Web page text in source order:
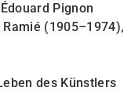
Pignon
(1905–1974),
des Künstlers